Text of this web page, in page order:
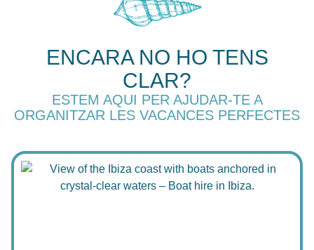
ENCARA NO HO TENS
CLAR?
ESTEM AQUI PER AJUDAR-TE A
ORGANITZAR LES VACANCES PERFECTES